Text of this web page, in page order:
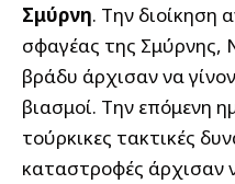
Σμύρνη. Την διοίκηση
σφαγέας της Σμύρνης,
βράδυ άρχισαν να
βιασμοί. Την επόμενη
τούρκικες τακτικές
καταστροφές άρχισαν